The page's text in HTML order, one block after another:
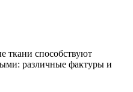
ткани способствуют
различные фактуры и